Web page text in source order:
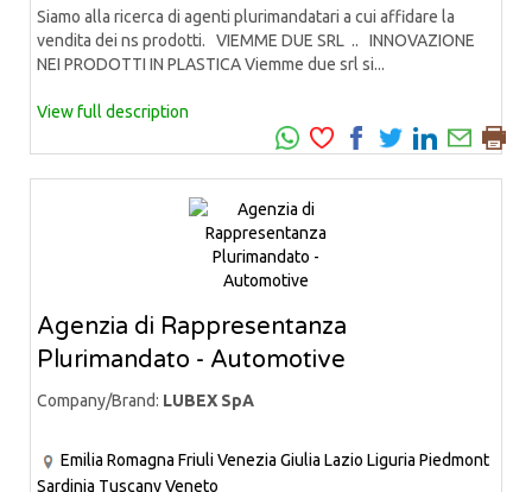
Siamo alla ricerca di agenti plurimandatari a cui affidare la
vendita dei ns prodotti. VIEMME DUE SRL .. INNOVAZIONE
NEI PRODOTTI IN PLASTICA Viemme due srl si...
View full description
Agenzia di Rappresentanza
Plurimandato - Automotive
Company/Brand: LUBEX SpA
Emilia Romagna Friuli Venezia Giulia Lazio Liguria Piedmont
Sardinia TuscanyVeneto